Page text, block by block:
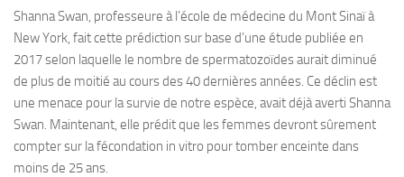
Shanna Swan, professeure à l’école de médecine du Mont Sinaï à
New York, fait cette prédiction sur base d’une étude publiée en
2017 selon laquelle le nombre de spermatozoïdes aurait diminué
de plus de moitié au cours des 40 dernières années. Ce déclin est
une menace pour la survie de notre espèce, avait déjà averti Shanna
Swan. Maintenant, elle prédit que les femmes devront sûrement
compter sur la fécondation in vitro pour tomber enceinte dans
moins de 25 ans.